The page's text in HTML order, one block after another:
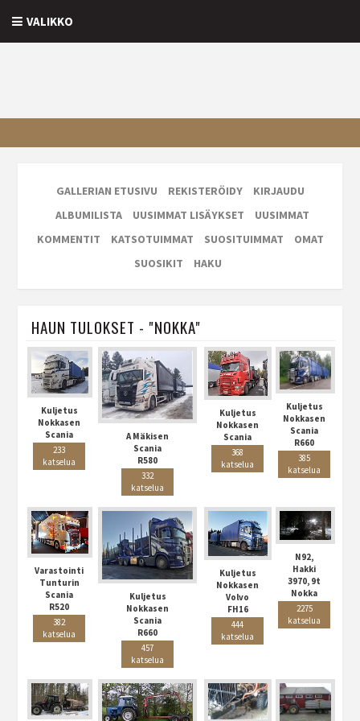
VALIKKO
GALLERIAN ETUSIVU REKISTERÖIDY
KIRJAUDU
ALBUMILISTA
UUSIMMAT LISÄYKSET
UUSIMMAT
KOMMENTIT
KATSOTUIMMAT SUOSITUIMMAT
OMAT
SUOSIKIT
HAKU
HAUN TULOKSET - "NOKKA"
Kuljetus
Nokkasen
Scania
233
katselua
A Mäkisen
Scania
R580
332
katselua
Kuljetus
Nokkasen
Scania
368
katselua
Kuljetus
Nokkasen
Scania
R660
385
katselua
Varastointi
Tunturin
Scania
R520
382
katselua
Kuljetus
Nokkasen
Scania
R660
457
katselua
Kuljetus
Nokkasen
Volvo
FH16
444
katselua
N92,
Hakki
3970, 9t
Nokka
2275
katselua